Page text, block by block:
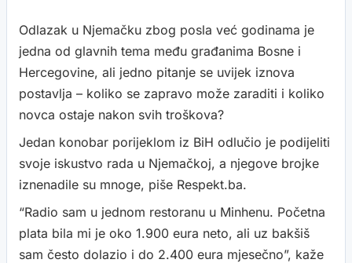
Odlazak u Njemačku zbog posla već godinama je
jedna od glavnih tema među građanima Bosne i
Hercegovine, ali jedno pitanje se uvijek iznova
postavlja – koliko se zapravo može zaraditi i koliko
novca ostaje nakon svih troškova?
Jedan konobar porijeklom iz BiH odlučio je podijeliti
svoje iskustvo rada u Njemačkoj, a njegove brojke
iznenadile su mnoge, piše Respekt.ba.
“Radio sam u jednom restoranu u Minhenu. Početna
plata bila mi je oko 1.900 eura neto, ali uz bakšiš
sam često dolazio i do 2.400 eura mjesečno”, kaže